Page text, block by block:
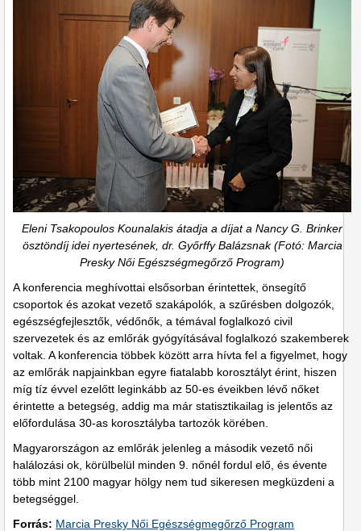
Eleni Tsakopoulos Kounalakis átadja a díjat a Nancy G. Brinker
ösztöndíj idei nyertesének, dr. Győrffy Balázsnak (Fotó: Marcia
Presky Női Egészségmegőrző Program)
A konferencia meghívottai elsősorban érintettek, önsegítő
csoportok és azokat vezető szakápolók, a szűrésben dolgozók,
egészségfejlesztők, védőnők, a témával foglalkozó civil
szervezetek és az emlőrák gyógyításával foglalkozó szakemberek
voltak. A konferencia többek között arra hívta fel a figyelmet, hogy
az emlőrák napjainkban egyre fiatalabb korosztályt érint, hiszen
míg tíz évvel ezelőtt leginkább az 50-es éveikben lévő nőket
érintette a betegség, addig ma már statisztikailag is jelentős az
előfordulása 30-as korosztályba tartozók körében.
Magyarországon az emlőrák jelenleg a második vezető női
halálozási ok, körülbelül minden 9. nőnél fordul elő, és évente
több mint 2100 magyar hölgy nem tud sikeresen megküzdeni a
betegséggel.
Forrás: Marcia Presky Női Egészségmegőrző Program